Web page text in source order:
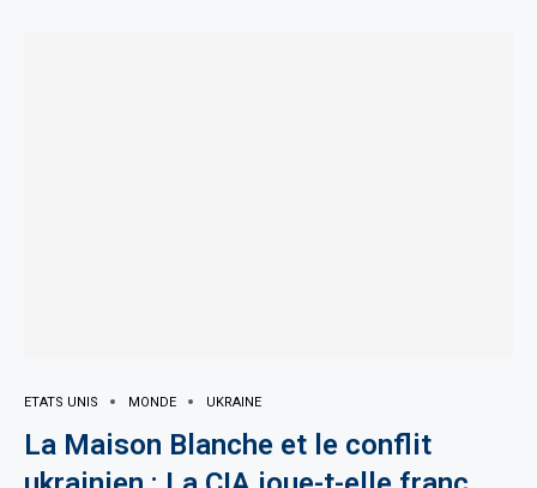
ETATS UNIS MONDE UKRAINE
La Maison Blanche et le conflit